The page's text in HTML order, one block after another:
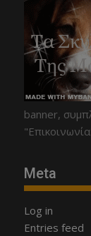
banner,
Meta
Log in
Entries feed